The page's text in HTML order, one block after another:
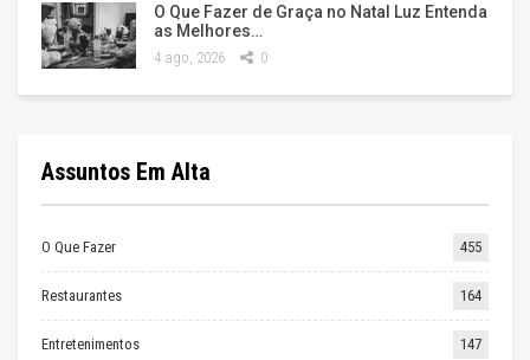
O Que Fazer de Graça no Natal Luz Entenda
as Melhores…
4 ago, 2026 0
Assuntos Em Alta
O Que Fazer 455
Restaurantes 164
Entretenimentos 147